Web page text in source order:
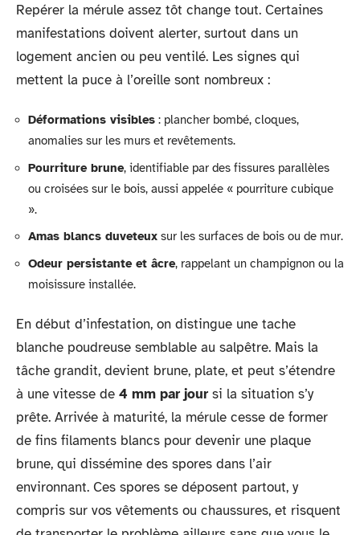
Repérer la mérule assez tôt change tout. Certaines
manifestations doivent alerter, surtout dans un
logement ancien ou peu ventilé. Les signes qui
mettent la puce à l’oreille sont nombreux :
Déformations visibles : plancher bombé, cloques,
anomalies sur les murs et revêtements.
Pourriture brune, identifiable par des fissures parallèles
ou croisées sur le bois, aussi appelée « pourriture cubique
».
Amas blancs duveteux sur les surfaces de bois ou de mur.
Odeur persistante et âcre, rappelant un champignon ou la
moisissure installée.
En début d’infestation, on distingue une tache
blanche poudreuse semblable au salpêtre. Mais la
tâche grandit, devient brune, plate, et peut s’étendre
à une vitesse de 4 mm par jour si la situation s’y
prête. Arrivée à maturité, la mérule cesse de former
de fins filaments blancs pour devenir une plaque
brune, qui dissémine des spores dans l’air
environnant. Ces spores se déposent partout, y
compris sur vos vêtements ou chaussures, et risquent